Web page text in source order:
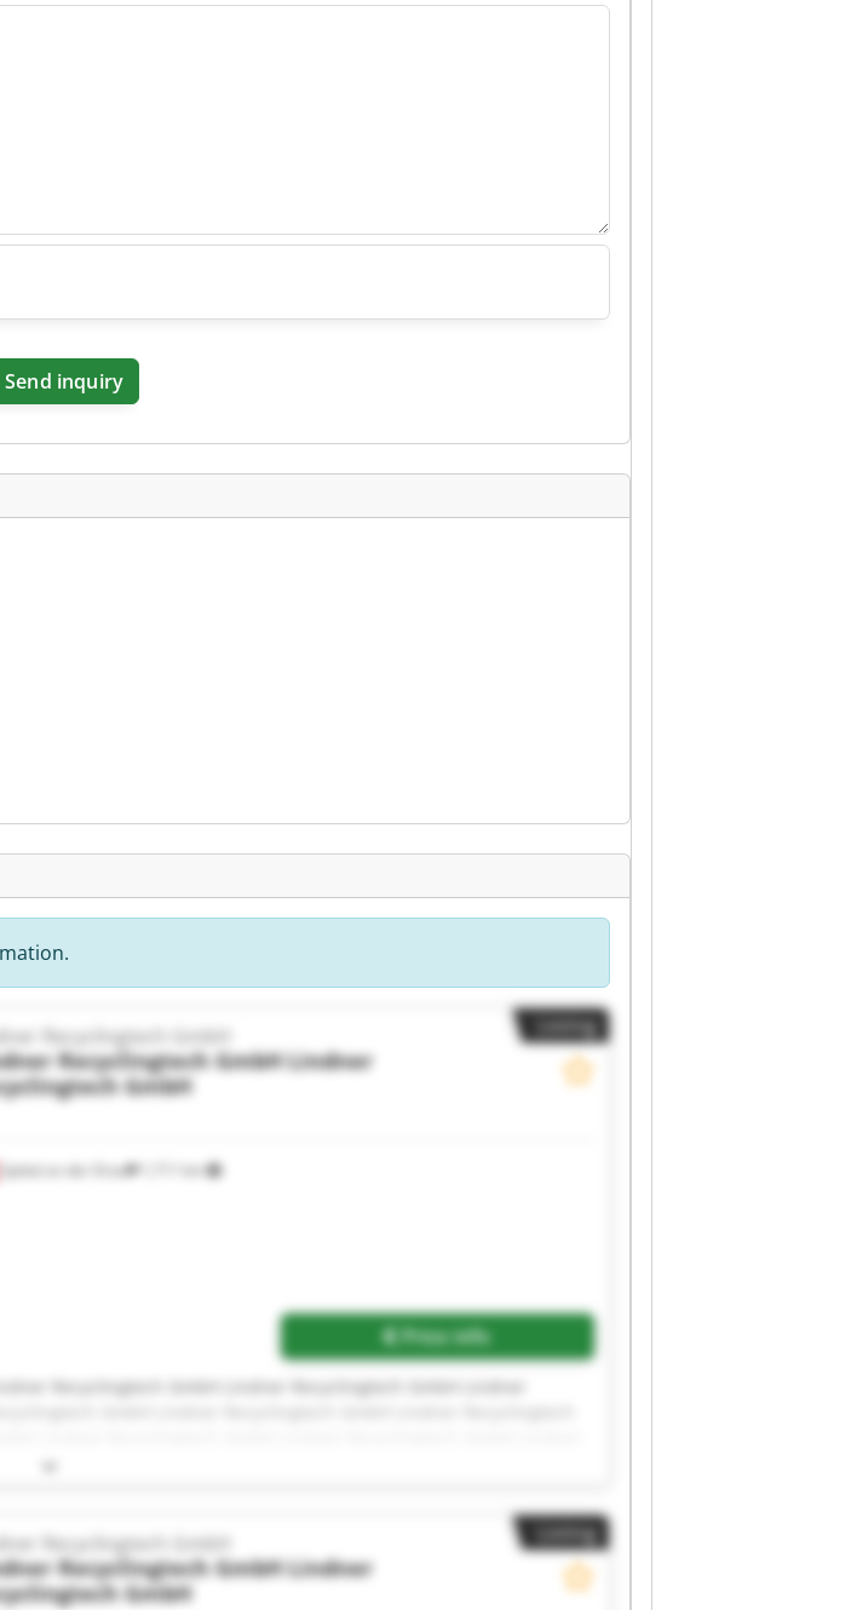
Send inquiry
Listing
Recyclingtech GmbH
Recyclingtech GmbHLindner
GmbH
Price info
Recyclingtech GmbH Lindner Recyclingtech GmbH Lindner
GmbH Lindner Recyclingtech GmbH Lindner Recyclingtech
Listing
Recyclingtech GmbH
Recyclingtech GmbHLindner
GmbH